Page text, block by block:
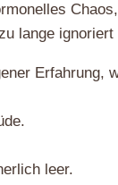
lange ignoriert
Erfahrung,
leer.